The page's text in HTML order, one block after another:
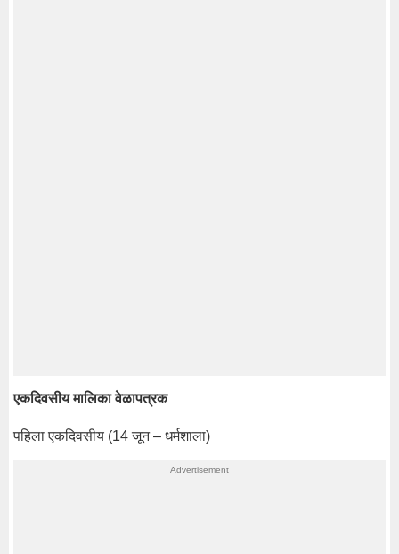
एकदिवसीय मालिका वेळापत्रक
पहिला एकदिवसीय (14 जून – धर्मशाला)